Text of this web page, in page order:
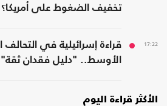
تخفيف الضغوط على أمريكا؟
17:22
قراءة إسرائيلية في التحالف
الأوسط.. "دليل فقدان ثقة"
الأكثر قراءة اليوم